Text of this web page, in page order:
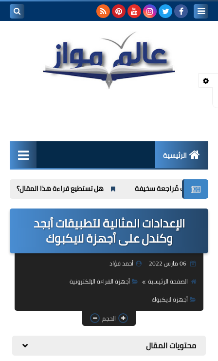
الرئيسية
المدوّنة
مُراجعات الكتب
مسابقات أدبية
كتابة إبداعية
سخيفة هل تستطيع قراءة هذا المقال؟ مُراجعة رواية
الإعدادات المثالية لتطبيقات أبجد
وكندل على أجهزة لايكبوك
06 مارس 2022
أحمد فؤاد
الصفحة الرئيسية
أجهزة القراءة الإلكترونية
أجهزة لايكبوك
الحجم
محتويات المقال